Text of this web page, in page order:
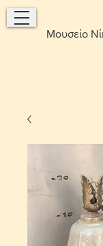
Μουσείο